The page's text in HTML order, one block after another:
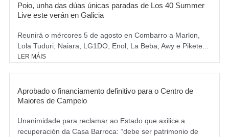
Poio, unha das dúas únicas paradas de Los 40 Summer
Live este verán en Galicia
Reunirá o mércores 5 de agosto en Combarro a Marlon,
Lola Tuduri, Naiara, LG1DO, Enol, La Beba, Awy e Pikete...
LER MÁIS
Aprobado o financiamento definitivo para o Centro de
Maiores de Campelo
Unanimidade para reclamar ao Estado que axilice a
recuperación da Casa Barroca: “debe ser patrimonio de